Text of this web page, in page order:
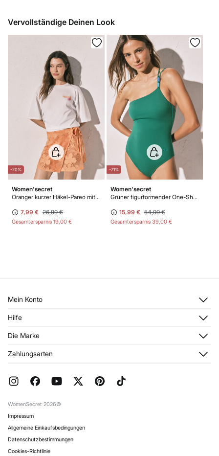
Vervollständige Deinen Look
-70%
Women'secret
Oranger kurzer Häkel-Pareo mit Blumen
7,99 € 26,99 €
Gesamtersparnis 19,00 €
-71%
Women'secret
Grüner figurformender One-Shoulder-Badeanzug
15,99 € 54,99 €
Gesamtersparnis 39,00 €
Mein Konto
Meine Adressen
Hilfe
Aktuelle Rabattaktionen
Geschenkverpackung
Die Marke
Franchise
Jobangebote
Zahlungsarten
WomenSecret 2026©
Impressum
Allgemeine Einkaufsbedingungen
Datenschutzbestimmungen
Cookies-Richtlinie